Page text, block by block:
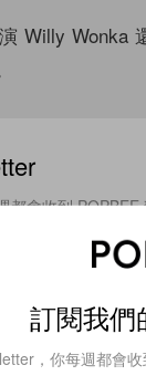
Willy Wonka
都會收到
隱私政策。
訂閱我們
，你每週都會